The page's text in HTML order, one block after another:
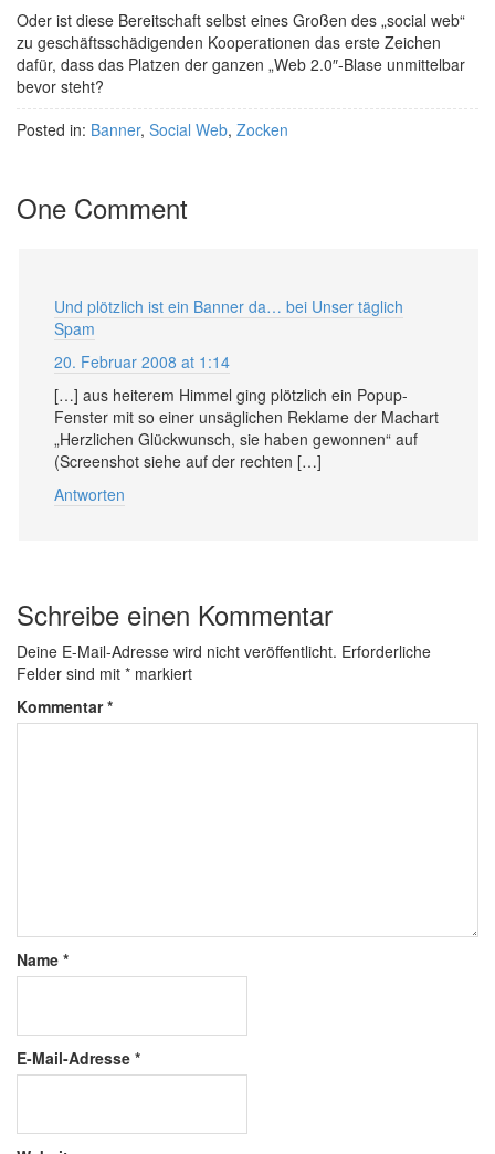
Oder ist diese Bereitschaft selbst eines Großen des „social web“
zu geschäftsschädigenden Kooperationen das erste Zeichen
dafür, dass das Platzen der ganzen „Web 2.0″-Blase unmittelbar
bevor steht?
Posted in: Banner, Social Web, Zocken
One Comment
Und plötzlich ist ein Banner da… bei Unser täglich
Spam
20. Februar 2008 at 1:14
[…] aus heiterem Himmel ging plötzlich ein Popup-
Fenster mit so einer unsäglichen Reklame der Machart
„Herzlichen Glückwunsch, sie haben gewonnen“ auf
(Screenshot siehe auf der rechten […]
Antworten
Schreibe einen Kommentar
Deine E-Mail-Adresse wird nicht veröffentlicht. Erforderliche
Felder sind mit * markiert
Kommentar*
Name *
E-Mail-Adresse *